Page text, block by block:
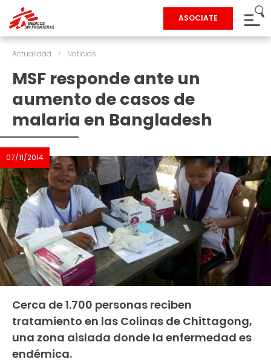
ASOCIATE
Actualidad > Noticias
MSF responde ante un
aumento de casos de
malaria en Bangladesh
07/11/2014
Cerca de 1.700 personas reciben
tratamiento en las Colinas de Chittagong,
una zona aislada donde la enfermedad es
endémica.